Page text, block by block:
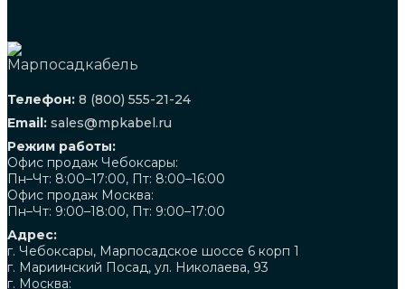
Телефон: 8 (800) 555-21-24
Email: sales@mpkabel.ru
Режим работы:
Офис продаж Чебоксары:
Пн–Чт: 8:00–17:00, Пт: 8:00–16:00
Офис продаж Москва:
Пн–Чт: 9:00–18:00, Пт: 9:00–17:00
Адрес:
г. Чебоксары, Марпосадское шоссе 6 корп 1
г. Мариинский Посад, ул. Николаева, 93
г. Москва: